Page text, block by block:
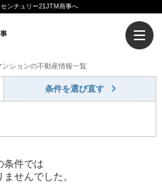
ンチュリー21JTM商事へ
ションの不動産情報一覧
条件を選び直す
条件では
せんでした。